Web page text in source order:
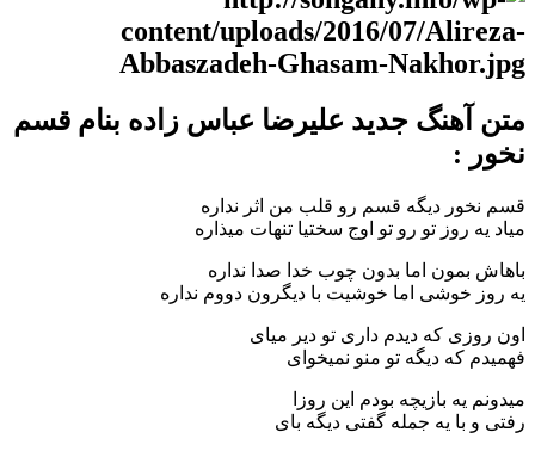
متن آهنگ جدید علیرضا عباس زاده بنام قسم
نخور :
قسم نخور دیگه قسم رو قلب من اثر نداره
میاد یه روز تو رو تو اوج سختیا تنهات میذاره
باهاش بمون اما بدون چوب خدا صدا نداره
یه روز خوشی اما خوشیت با دیگرون دووم نداره
اون روزی که دیدم داری تو دیر میای
فهمیدم که دیگه تو منو نمیخوای
میدونم یه بازیچه بودم این روزا
رفتی و با یه جمله گفتی دیگه بای